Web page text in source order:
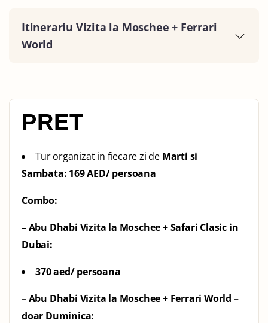
Itinerariu Vizita la Moschee + Ferrari
World
PRET
Tur organizat in fiecare zi de Marti si
Sambata: 169 AED/ persoana
Combo:
– Abu Dhabi Vizita la Moschee + Safari Clasic in
Dubai:
370 aed/ persoana
– Abu Dhabi Vizita la Moschee + Ferrari World –
doar Duminica: